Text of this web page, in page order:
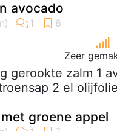
avocado
Zeer
gerookte zalm 1
2 el olijfolie
groene appel